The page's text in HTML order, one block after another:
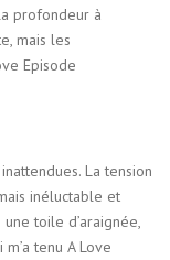
profondeur à
mais les
Episode
La tension
inéluctable et
toile d’araignée,
tenu A Love